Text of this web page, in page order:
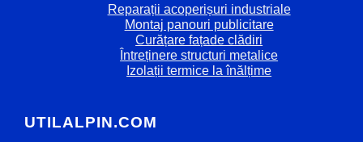
Reparații acoperișuri industriale
Montaj panouri publicitare
Curățare fațade clădiri
Întreținere structuri metalice
Izolații termice la înălțime
UTILALPIN.COM